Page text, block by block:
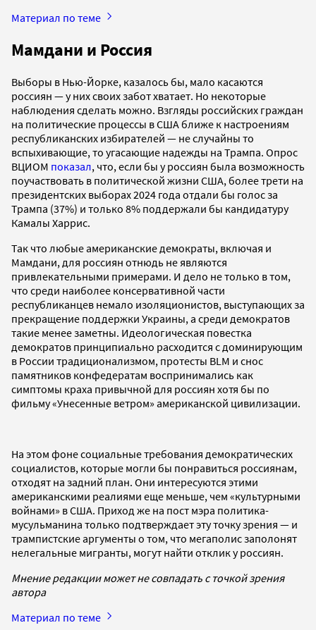
Материал по теме
Мамдани и Россия
Выборы в Нью-Йорке, казалось бы, мало касаются
россиян — у них своих забот хватает. Но некоторые
наблюдения сделать можно. Взгляды российских граждан
на политические процессы в США ближе к настроениям
республиканских избирателей — не случайны то
вспыхивающие, то угасающие надежды на Трампа. Опрос
ВЦИОМ показал, что, если бы у россиян была возможность
поучаствовать в политической жизни США, более трети на
президентских выборах 2024 года отдали бы голос за
Трампа (37%) и только 8% поддержали бы кандидатуру
Камалы Харрис.
Так что любые американские демократы, включая и
Мамдани, для россиян отнюдь не являются
привлекательными примерами. И дело не только в том,
что среди наиболее консервативной части
республиканцев немало изоляционистов, выступающих за
прекращение поддержки Украины, а среди демократов
такие менее заметны. Идеологическая повестка
демократов принципиально расходится с доминирующим
в России традиционализмом, протесты BLM и снос
памятников конфедератам воспринимались как
симптомы краха привычной для россиян хотя бы по
фильму «Унесенные ветром» американской цивилизации.
На этом фоне социальные требования демократических
социалистов, которые могли бы понравиться россиянам,
отходят на задний план. Они интересуются этими
американскими реалиями еще меньше, чем «культурными
войнами» в США. Приход же на пост мэра политика-
мусульманина только подтверждает эту точку зрения — и
трампистские аргументы о том, что мегаполис заполонят
нелегальные мигранты, могут найти отклик у россиян.
Мнение редакции может не совпадать с точкой зрения
автора
Материал по теме